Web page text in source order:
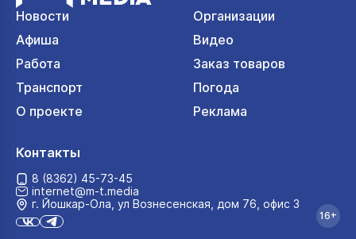
Новости
Организации
Афиша
Видео
Работа
Заказ товаров
Транспорт
Погода
О проекте
Реклама
Контакты
8 (8362) 45-73-45
internet@m-t.media
г. Йошкар‑Ола, ул Вознесенская, дом 76, офис 3
16+